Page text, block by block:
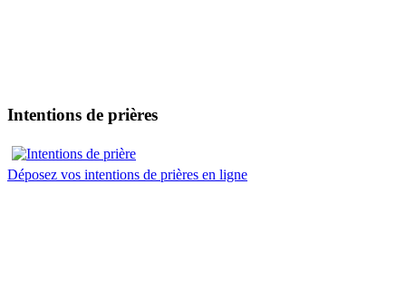
Intentions de prières
Déposez vos intentions de prières en ligne